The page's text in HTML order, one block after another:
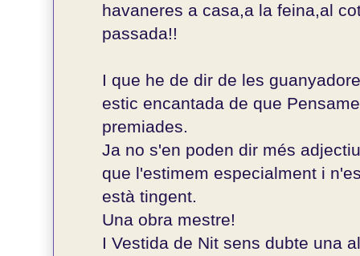
havaneres a casa,a la feina,al
passada!!
I que he de dir de les
estic encantada de que
premiades.
Ja no s'en poden dir més
que l'estimem especialment i
està tingent.
Una obra mestre!
I Vestida de Nit sens dubte una